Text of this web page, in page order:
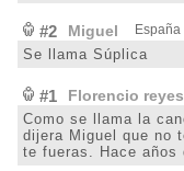
#2 Miguel España
Se llama Súplica
#1 Florencio reyes
Como se llama la
dijera Miguel que no
te fueras. Hace años